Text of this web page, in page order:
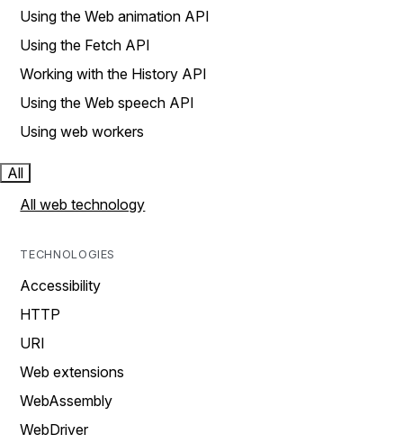
Using the Web animation API
Using the Fetch API
Working with the History API
Using the Web speech API
Using web workers
All
All web technology
TECHNOLOGIES
Accessibility
HTTP
URI
Web extensions
WebAssembly
WebDriver